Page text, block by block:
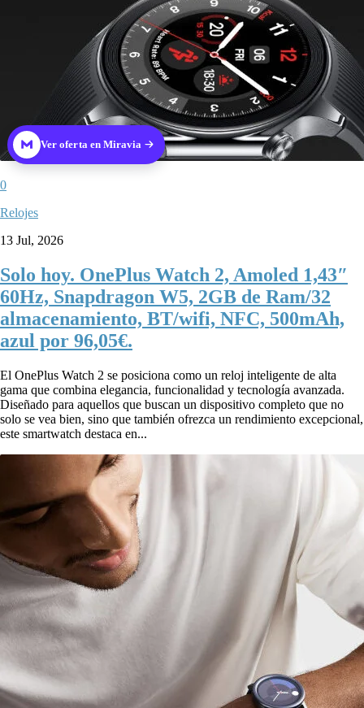
Ver oferta en Miravia
0
Relojes
13 Jul, 2026
Solo hoy. OnePlus Watch 2, Amoled 1,43″
60Hz, Snapdragon W5, 2GB de Ram/32
almacenamiento, BT/wifi, NFC, 500mAh,
azul por 96,05€.
El OnePlus Watch 2 se posiciona como un reloj inteligente de alta
gama que combina elegancia, funcionalidad y tecnología avanzada.
Diseñado para aquellos que buscan un dispositivo completo que no
solo se vea bien, sino que también ofrezca un rendimiento excepcional,
este smartwatch destaca en...